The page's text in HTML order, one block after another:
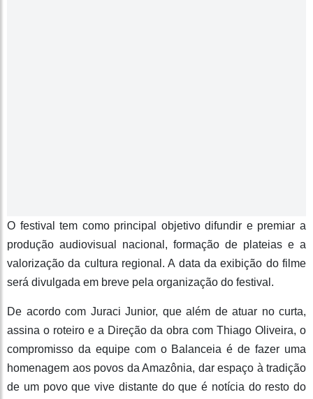
O festival tem como principal objetivo difundir e premiar a
produção audiovisual nacional, formação de plateias e a
valorização da cultura regional. A data da exibição do filme
será divulgada em breve pela organização do festival.
De acordo com Juraci Junior, que além de atuar no curta,
assina o roteiro e a Direção da obra com Thiago Oliveira, o
compromisso da equipe com o Balanceia é de fazer uma
homenagem aos povos da Amazônia, dar espaço à tradição
de um povo que vive distante do que é notícia do resto do